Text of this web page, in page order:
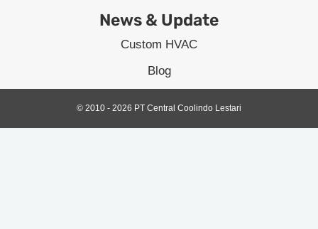
News & Update
Custom HVAC
Blog
© 2010 - 2026 PT Central Coolindo Lestari